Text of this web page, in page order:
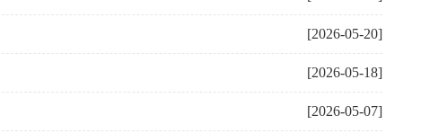
[2026-05-20]
[2026-05-18]
[2026-05-07]